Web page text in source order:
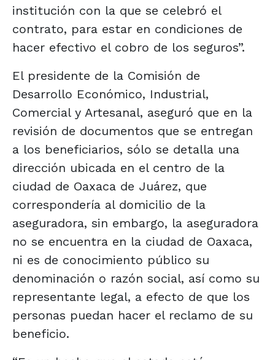
institución con la que se celebró el
contrato, para estar en condiciones de
hacer efectivo el cobro de los seguros”.
El presidente de la Comisión de
Desarrollo Económico, Industrial,
Comercial y Artesanal, aseguró que en la
revisión de documentos que se entregan
a los beneficiarios, sólo se detalla una
dirección ubicada en el centro de la
ciudad de Oaxaca de Juárez, que
correspondería al domicilio de la
aseguradora, sin embargo, la aseguradora
no se encuentra en la ciudad de Oaxaca,
ni es de conocimiento público su
denominación o razón social, así como su
representante legal, a efecto de que los
personas puedan hacer el reclamo de su
beneficio.